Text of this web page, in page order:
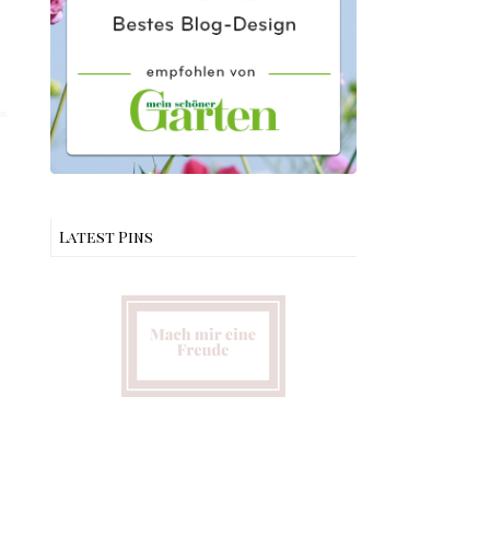
Latest Pins